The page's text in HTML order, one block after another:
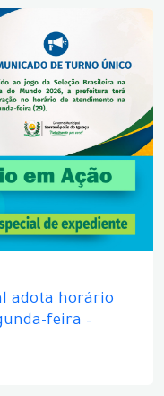
adota horário
feira –